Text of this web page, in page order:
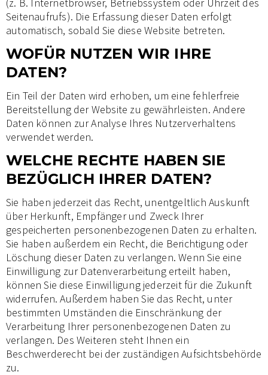
Seitenaufrufs). Die Erfassung dieser Daten erfolgt
automatisch, sobald Sie diese Website betreten.
WOFÜR NUTZEN WIR IHRE
DATEN?
Ein Teil der Daten wird erhoben, um eine fehlerfreie
Bereitstellung der Website zu gewährleisten. Andere
Daten können zur Analyse Ihres Nutzerverhaltens
verwendet werden.
WELCHE RECHTE HABEN SIE
BEZÜGLICH IHRER DATEN?
Sie haben jederzeit das Recht, unentgeltlich Auskunft
über Herkunft, Empfänger und Zweck Ihrer
gespeicherten personenbezogenen Daten zu erhalten.
Sie haben außerdem ein Recht, die Berichtigung oder
Löschung dieser Daten zu verlangen. Wenn Sie eine
Einwilligung zur Datenverarbeitung erteilt haben,
können Sie diese Einwilligung jederzeit für die Zukunft
widerrufen. Außerdem haben Sie das Recht, unter
bestimmten Umständen die Einschränkung der
Verarbeitung Ihrer personenbezogenen Daten zu
verlangen. Des Weiteren steht Ihnen ein
Beschwerderecht bei der zuständigen Aufsichtsbehörde
zu.